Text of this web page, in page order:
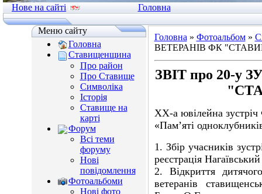
Нове на сайті Головна
Меню сайту
Головна
Ставищенщина
Про район
Про Ставище
Символіка
Історія
Ставище на
карті
Форум
Всі теми
форуму
Нові
повідомлення
Фотоальбоми
Нові фото
Головна » Фотоальбом»
ВЕТЕРАНІВ ФК
ЗВІТ про 20-у
ХХ-а ювілейна
«Пам’яті
1. Збір учасників
реєстрація
2. Відкриття
ветеранів